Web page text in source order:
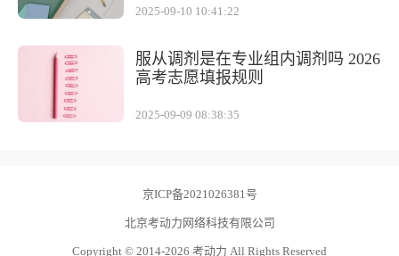
2025-09-10 10:41:22
服从调剂是在专业组内调剂吗 2026
高考志愿填报规则
2025-09-09 08:38:35
京ICP备2021026381号
北京考动力网络科技有限公司
Copyright © 2014-2026 考动力 All Rights Reserved